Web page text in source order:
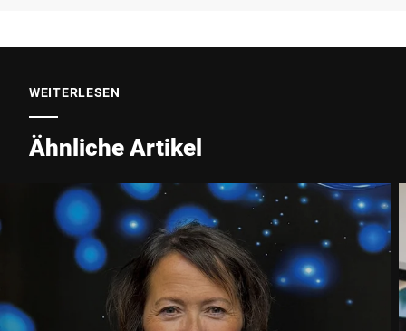
E-Mail *
Telefon *
Straße *
PLZ *
WEITERLESEN
Ähnliche Artikel